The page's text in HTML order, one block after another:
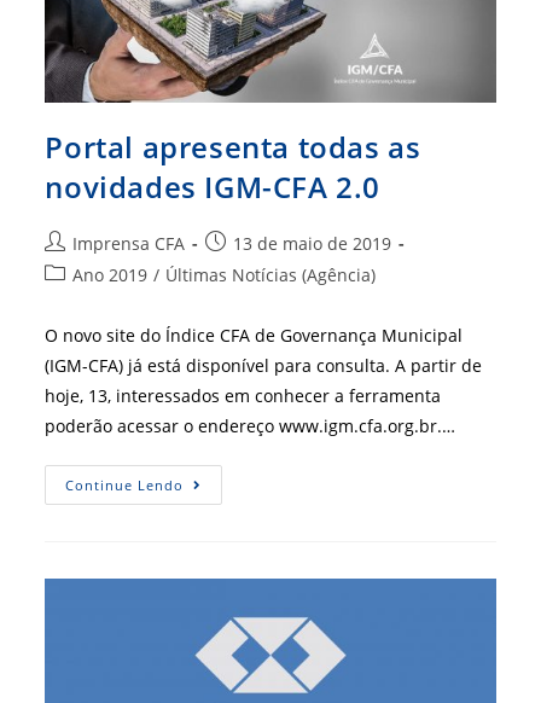
Portal apresenta todas as
novidades IGM-CFA 2.0
Autor
do
Imprensa CFA
Post
publicado:
13 de maio de 2019
Categoria
post:
Ano 2019 / Últimas Notícias (Agência)
O novo site do Índice CFA de Governança Municipal
(IGM-CFA) já está disponível para consulta. A partir de
hoje, 13, interessados em conhecer a ferramenta
poderão acessar o endereço www.igm.cfa.org.br.…
Continue Lendo Portal
Apresenta